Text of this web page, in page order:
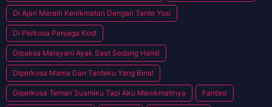
Di Ajari Meraih Kenikmatan Dengan Tante Yosi
Di Perkosa Penjaga Kost
Dipaksa Melayani Ayak Saat Sedang Hamil
Diperkosa Mama Dan Tanteku Yang Binal
Diperkosa Teman Suamiku Tapi Aku Menikmatinya Fantasi